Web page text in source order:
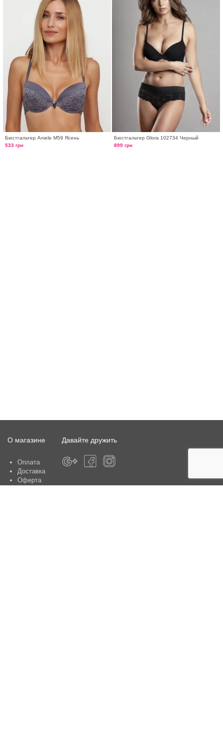
Бюстгальтер Aniele М59 Ясень
533 грн
Бюстгальтер Glora 102734 Черный
899 грн
О магазине
Оплата
Доставка
Оферта
Давайте дружить